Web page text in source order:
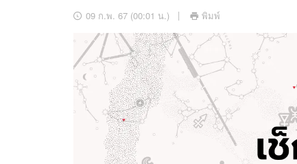
อัปเดตจีน
เช็กข่าวชัวร์
ดาวน์โหลดสนุกแอปฟรี ติดตามสนุก
09 ก.พ. 67 (00:01 น.) พิมพ์